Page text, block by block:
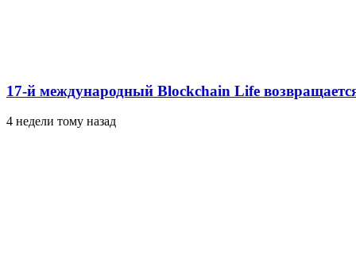
17-й международный Blockchain Life
4 недели тому назад